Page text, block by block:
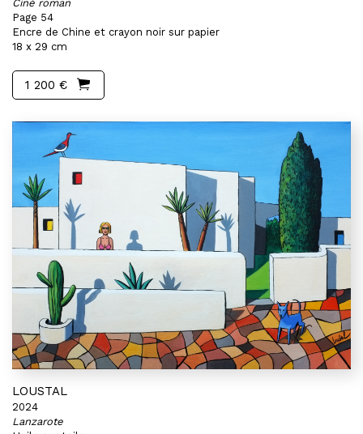
Ciné roman
Page 54
Encre de Chine et crayon noir sur papier
18 x 29 cm
1 200 €
LOUSTAL
2024
Lanzarote